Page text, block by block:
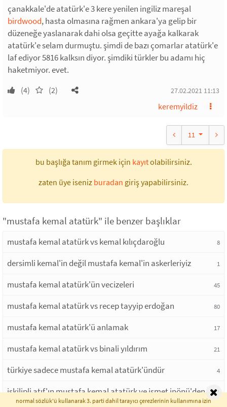
çanakkale'de atatürk'e 3 kere yenilen ingiliz mareşal
birdwood, hasta olmasına rağmen ankara'ya gelip bir
düzeneğe yaslanarak dahi olsa geçitte ayağa kalkarak
atatürk'e selam durmuştu. şimdi de bazı çomarlar atatürk'e
laf ediyor 5816 kalksın diyor. şimdiki türkler bu adamı hiç
haketmiyor. evet.
(4) (2) 27.02.2021 11:13
keremyildiz
11
bu başlığa tanım girmek için kayıtolabilirsiniz.
zaten üye iseniz buradan giriş yapabilirsiniz.
"mustafa kemal atatürk" ile benzer başlıklar
mustafa kemal atatürk vs kemal kılıçdaroğlu 8
dersimli kemal'in değil mustafa kemal'in askerleriyiz 1
mustafa kemal atatürk'ün vecizeleri 45
mustafa kemal atatürk vs recep tayyip erdoğan 80
mustafa kemal atatürk'ü anlamak 17
mustafa kemal atatürk vs binali yıldırım 21
türkiye sadece mustafa kemal atatürk'ündür 4
iskilipli atıf'ın mustafa kemal atatürk ve ismet inönü'den
af dilemesi
1
normal sözlük'ü kullanarak 3. parti dahil tarayıcı çerezlerinin kullanımına izin